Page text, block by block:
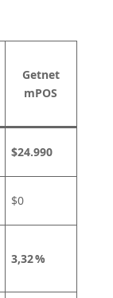
Getnet
mPOS
$24.990
$0
3,32 %